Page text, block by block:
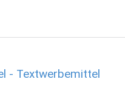
- Textwerbemittel